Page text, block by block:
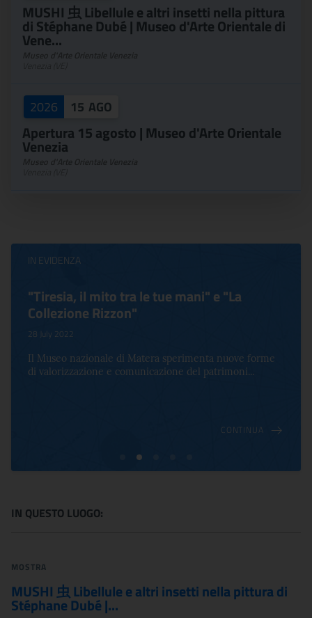
MUSHI 虫 Libellule e altri insetti nella pittura
di Stéphane Dubé | Museo d'Arte Orientale di
Vene...
2026 15 AGO
Apertura 15 agosto | Museo d'Arte Orientale
Venezia
IN EVIDENZA
Virginia Woolf e Bloomsbury. Inventing
Life
17 October 2022
Per la prima volta in Italia, a Palazzo Altemps si presenta
una mostra che celebra lo spirito che an...
CONTINUA
IN QUESTO LUOGO:
MOSTRA
MUSHI 虫 Libellule e altri insetti nella pittura di
Stéphane Dubé |...